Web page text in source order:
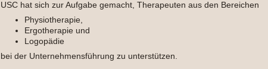
USC hat sich zur Aufgabe gemacht, Therapeuten aus den Bereichen
Physiotherapie,
Ergotherapie und
Logopädie
bei der Unternehmensführung zu unterstützen.